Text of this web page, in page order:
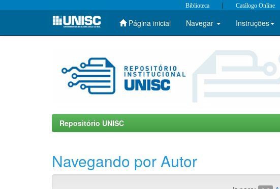
Skip
Biblioteca | Catálogo Online
Página inicial Navegar Instruções
Repositório UNISC
Navegando por Autor